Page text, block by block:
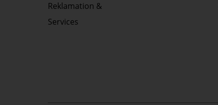
Reklamation &
Services